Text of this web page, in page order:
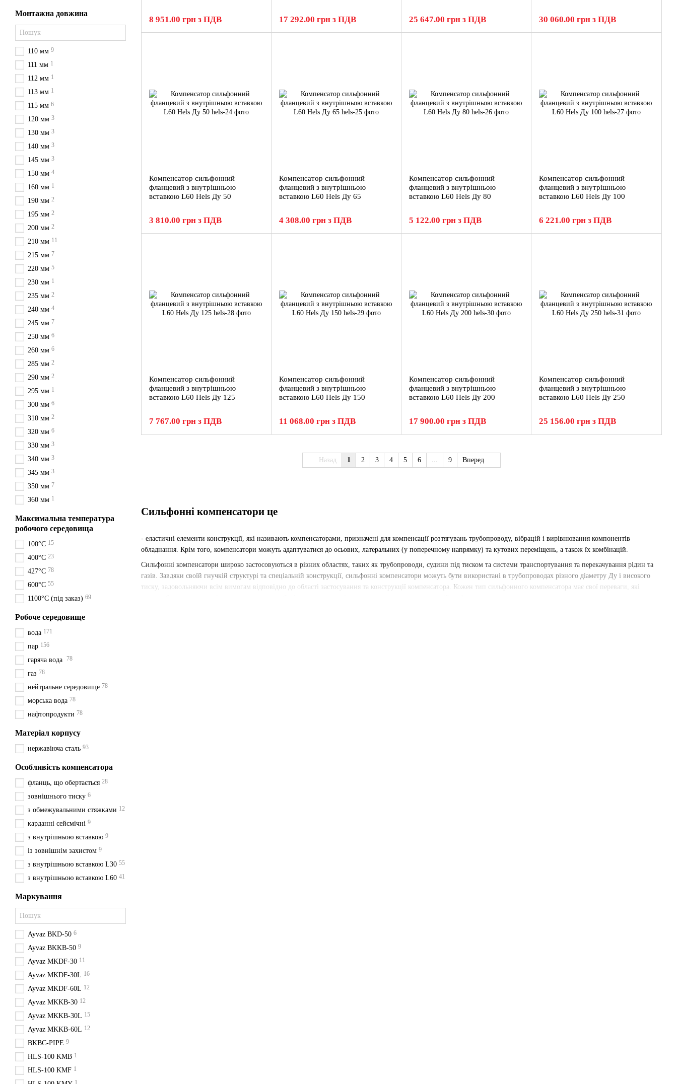
Сильфонні компенсатори це
- еластичні елементи конструкції, які називають компенсаторами, призначені для компенсації розтягувань трубопроводу, вібрацій і вирівнювання компонентів
обладнання. Крім того, компенсатори можуть адаптуватися до осьових, латеральних (у поперечному напрямку) та кутових переміщень, а також їх комбінацій.
Сильфонні компенсатори широко застосовуються в різних областях, таких як трубопроводи, судини під тиском та системи транспортування та перекачування рідин та
газів. Завдяки своїй гнучкій структурі та спеціальній конструкції, сильфонні компенсатори можуть бути використані в трубопроводах різного діаметру Ду і високого
тиску, задовольняючи всім вимогам відповідно до області застосування та конструкції компенсатора. Кожен тип сильфонного компенсатора має свої переваги, які
8 951.00 грн з ПДВ 17 292.00 грн з ПДВ 25 647.00 грн з ПДВ 30 060.00 грн з ПДВ
Компенсатор сильфонний
фланцевий з внутрішньою
вставкою L60 Hels Ду 50
3 810.00 грн з ПДВ
Компенсатор сильфонний
фланцевий з внутрішньою
вставкою L60 Hels Ду 65
4 308.00 грн з ПДВ
Компенсатор сильфонний
фланцевий з внутрішньою
вставкою L60 Hels Ду 80
5 122.00 грн з ПДВ
Компенсатор сильфонний
фланцевий з внутрішньою
вставкою L60 Hels Ду 100
6 221.00 грн з ПДВ
Компенсатор сильфонний
фланцевий з внутрішньою
вставкою L60 Hels Ду 125
7 767.00 грн з ПДВ
Компенсатор сильфонний
фланцевий з внутрішньою
вставкою L60 Hels Ду 150
11 068.00 грн з ПДВ
Компенсатор сильфонний
фланцевий з внутрішньою
вставкою L60 Hels Ду 200
17 900.00 грн з ПДВ
Компенсатор сильфонний
фланцевий з внутрішньою
вставкою L60 Hels Ду 250
25 156.00 грн з ПДВ
Назад 1 2 3 4 5 6 ... 9 Вперед
Монтажна довжина
110 мм 9
111 мм 1
112 мм 1
113 мм 1
115 мм 6
120 мм 3
130 мм 3
140 мм 3
145 мм 3
150 мм 4
160 мм 1
190 мм 2
195 мм 2
200 мм 2
210 мм 11
215 мм 7
220 мм 5
230 мм 1
235 мм 2
240 мм 4
245 мм 7
250 мм 6
260 мм 6
285 мм 2
290 мм 2
295 мм 1
300 мм 6
310 мм 2
320 мм 6
330 мм 3
340 мм 3
345 мм 3
350 мм 7
360 мм 1
Максимальна температура
робочого середовища
100°С 15
400°С 23
427°С 78
600°С 55
1100°С (під заказ) 69
Робоче середовище
вода 171
пар 156
гаряча вода 78
газ 78
нейтральне середовище 78
морська вода 78
нафтопродукти 78
Матеріал корпусу
нержавіюча сталь 93
Особливість компенсатора
фланць, що обертається 28
зовнішнього тиску 6
з обмежувальними стяжками 12
карданні сейсмічні 9
з внутрішньою вставкою 9
із зовнішнім захистом 9
з внутрішньою вставкою L30 55
з внутрішньою вставкою L60 41
Маркування
Ayvaz BKD-50 6
Ayvaz BKKB-50 9
Ayvaz MKDF-30 11
Ayvaz MKDF-30L 16
Ayvaz MKDF-60L 12
Ayvaz MKKB-30 12
Ayvaz MKKB-30L 15
Ayvaz MKKB-60L 12
BKBC-PIPE 9
HLS-100 KMB 1
HLS-100 KMF 1
1